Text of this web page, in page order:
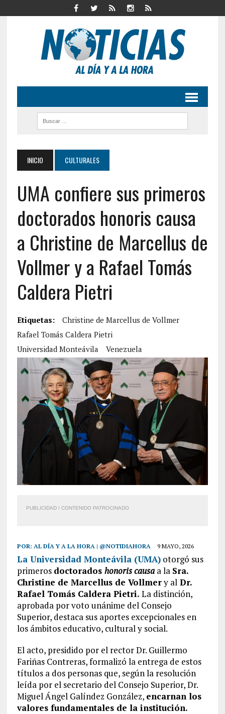
INICIO CULTURALES
UMA confiere sus primeros
doctorados honoris causa
a Christine de Marcellus de
Vollmer y a Rafael Tomás
Caldera Pietri
Etiquetas:
Christine de Marcellus de Vollmer
Rafael Tomás Caldera Pietri
Universidad Monteávila
Venezuela
PUBLICIDAD / CONTENIDO PATROCINADO
POR: AL DÍA Y A LA HORA | @NOTIDIAHORA 9 MAYO, 2026
La Universidad Monteávila (UMA)otorgó sus
primeros doctorados honoris causaa la Sra.
Christine de Marcellus de Vollmery alDr.
Rafael Tomás Caldera Pietri. La distinción,
aprobada por voto unánime del Consejo
Superior, destaca sus aportes excepcionales en
los ámbitos educativo, cultural y social.
El acto, presidido por el rector Dr. Guillermo
Fariñas Contreras, formalizó la entrega de estos
títulos a dos personas que, según la resolución
leída por el secretario del Consejo Superior, Dr.
Miguel Ángel Galíndez González, encarnan los
valores fundamentales de la institución.